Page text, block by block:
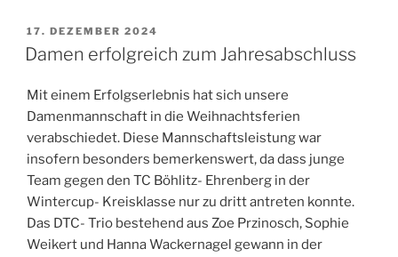
VERÖFFENTLICHT
AM
17. DEZEMBER 2024
Damen erfolgreich zum Jahresabschluss
Mit einem Erfolgserlebnis hat sich unsere
Damenmannschaft in die Weihnachtsferien
verabschiedet. Diese Mannschaftsleistung war
insofern besonders bemerkenswert, da dass junge
Team gegen den TC Böhlitz- Ehrenberg in der
Wintercup- Kreisklasse nur zu dritt antreten konnte.
Das DTC- Trio bestehend aus Zoe Przinosch, Sophie
Weikert und Hanna Wackernagel gewann in der